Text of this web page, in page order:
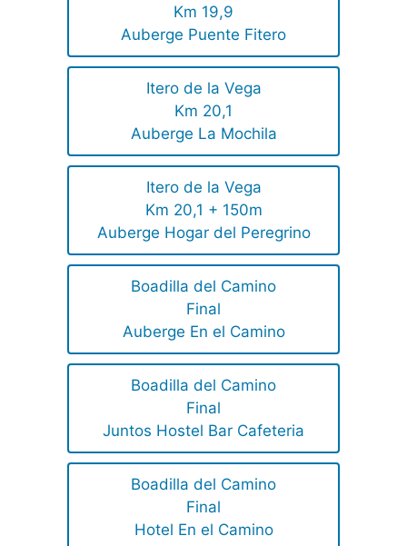
Km 19,9
Auberge Puente Fitero
Itero de la Vega
Km 20,1
Auberge La Mochila
Itero de la Vega
Km 20,1 + 150m
Auberge Hogar del Peregrino
Boadilla del Camino
Final
Auberge En el Camino
Boadilla del Camino
Final
Juntos Hostel Bar Cafeteria
Boadilla del Camino
Final
Hotel En el Camino